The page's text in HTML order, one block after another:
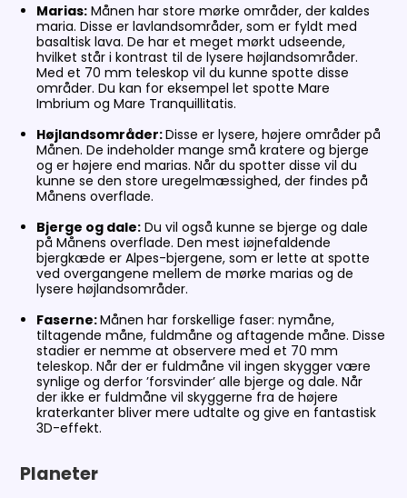
Marias:Månen har store mørke områder, der kaldes
maria. Disse er lavlandsområder, som er fyldt med
basaltisk lava. De har et meget mørkt udseende,
hvilket står i kontrast til de lysere højlandsområder.
Med et 70 mm teleskop vil du kunne spotte disse
områder. Du kan for eksempel let spotte Mare
Imbrium og Mare Tranquillitatis.
Højlandsområder:Disse er lysere, højere områder på
Månen. De indeholder mange små kratere og bjerge
og er højere end marias. Når du spotter disse vil du
kunne se den store uregelmæssighed, der findes på
Månens overflade.
Bjerge og dale:Du vil også kunne se bjerge og dale
på Månens overflade. Den mest iøjnefaldende
bjergkæde er Alpes-bjergene, som er lette at spotte
ved overgangene mellem de mørke marias og de
lysere højlandsområder.
Faserne:Månen har forskellige faser: nymåne,
tiltagende måne, fuldmåne og aftagende måne. Disse
stadier er nemme at observere med et 70 mm
teleskop. Når der er fuldmåne vil ingen skygger være
synlige og derfor ’forsvinder’ alle bjerge og dale. Når
der ikke er fuldmåne vil skyggerne fra de højere
kraterkanter bliver mere udtalte og give en fantastisk
3D-effekt.
Planeter